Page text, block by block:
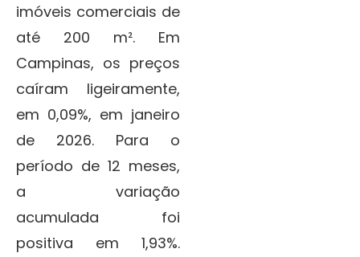
imóveis comerciais de
até 200 m². Em
Campinas, os preços
caíram ligeiramente,
em 0,09%, em janeiro
de 2026. Para o
período de 12 meses,
a variação
acumulada foi
positiva em 1,93%.